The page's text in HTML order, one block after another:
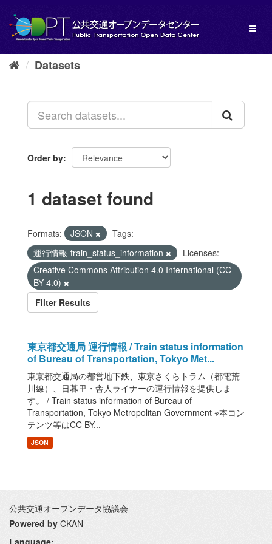
content
Datasets
Order by
1 dataset found
Formats: JSON
Tags:
運行情報-train_status_information
Licenses:
Creative Commons Attribution 4.0 International (CC
BY 4.0)
Filter Results
東京都交通局 運行情報 / Train status information
of Bureau of Transportation, Tokyo Met...
東京都交通局の都営地下鉄、東京さくらトラム（都電荒
川線）、日暮里・舎人ライナーの運行情報を提供しま
す。 / Train status information of Bureau of
Transportation, Tokyo Metropolitan Government ※本コン
テンツ等はCC BY...
JSON
公共交通オープンデータ協議会
Powered by CKAN
Language